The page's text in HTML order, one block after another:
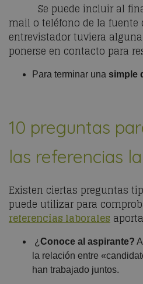
Se puede incluir al
mail o teléfono de la fuente
entrevistador tuviera
ponerse en contacto para
Para terminar una simple
10 preguntas
las referencias
Existen ciertas preguntas
puede utilizar para
referencias laborales
¿ Conoce al aspirante?
la relación entre
han trabajado juntos.